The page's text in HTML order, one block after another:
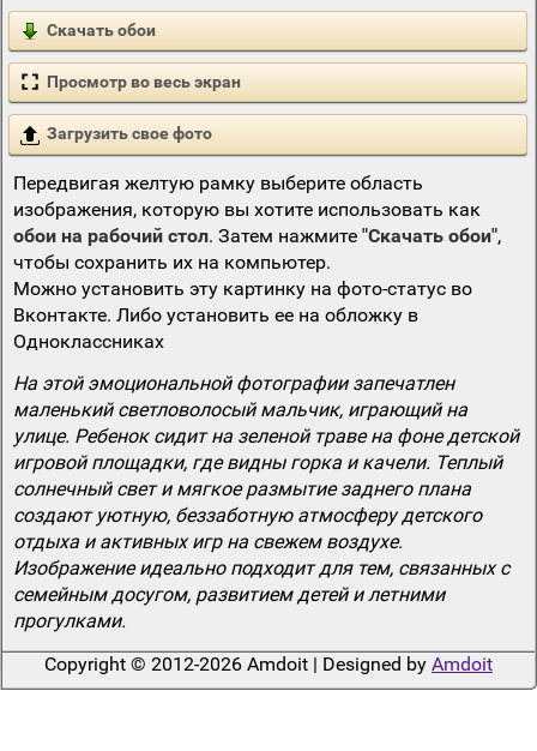
Скачать обои
Просмотр во весь экран
Загрузить свое фото
Передвигая желтую рамку выберите область
изображения, которую вы хотите использовать как
обои на рабочий стол. Затем нажмите "Скачать обои",
чтобы сохранить их на компьютер.
Можно установить эту картинку на фото-статус во
Вконтакте. Либо установить ее на обложку в
Одноклассниках
На этой эмоциональной фотографии запечатлен
маленький светловолосый мальчик, играющий на
улице. Ребенок сидит на зеленой траве на фоне детской
игровой площадки, где видны горка и качели. Теплый
солнечный свет и мягкое размытие заднего плана
создают уютную, беззаботную атмосферу детского
отдыха и активных игр на свежем воздухе.
Изображение идеально подходит для тем, связанных с
семейным досугом, развитием детей и летними
прогулками.
Copyright © 2012-2026 Amdoit | Designed by Amdoit